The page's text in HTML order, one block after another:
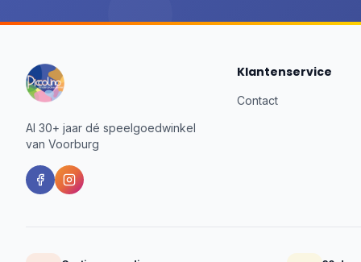
Al 30+ jaar dé speelgoedwinkel
van Voorburg
Klantenservice
Contact